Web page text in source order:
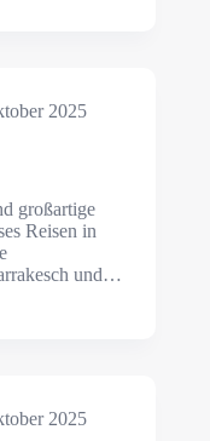
2025
großartige
Reisen in
und…
2025